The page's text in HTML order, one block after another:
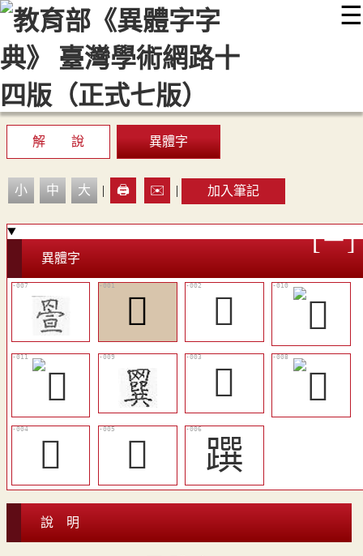
☰
::: 最新消息 常見問題 編輯說明
顯示模式
網站導覽
解 說 異體字
小 中 大 | 🖨️ ✉️ | 加入筆記
異體字
𦋠
𦋭
𦌮
𦌻
𨂳 䠣
說 明